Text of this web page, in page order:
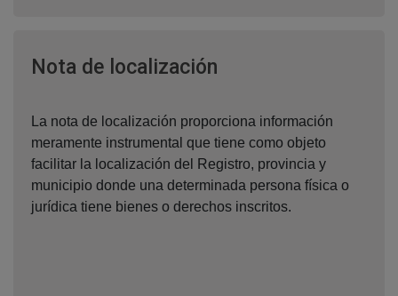
Nota de localización
La nota de localización proporciona información
meramente instrumental que tiene como objeto
facilitar la localización del Registro, provincia y
municipio donde una determinada persona física o
jurídica tiene bienes o derechos inscritos.